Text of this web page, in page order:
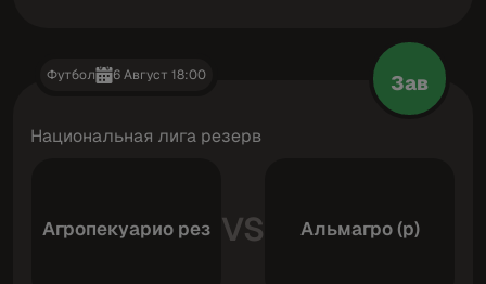
Футбол 6 Август 18:00 Зав
Национальная лига резерв
Агропекуарио резервVS Альмагро (р)